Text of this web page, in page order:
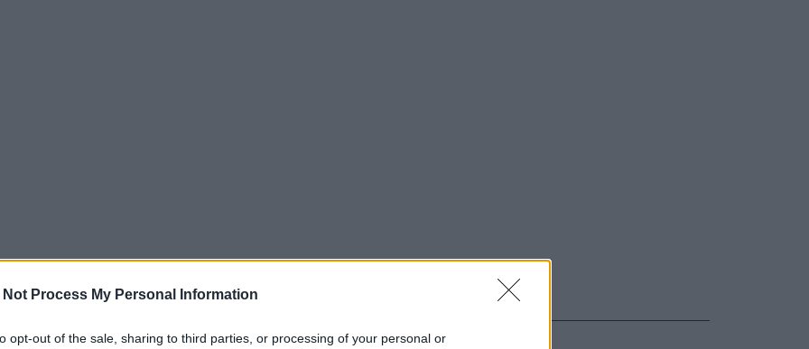
Not Process My Personal Information
opt-out of the sale, sharing to third parties, or processing of your personal or